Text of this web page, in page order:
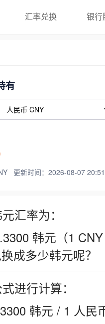
汇率兑换 银行
有
更新时间：2026-08-07
汇率为：
韩元（1
成多少韩元呢？
进行计算：
韩元 / 1 人民